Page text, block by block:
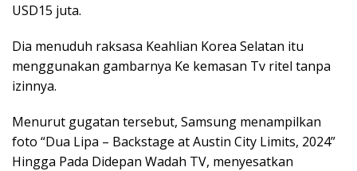
USD15 juta.
Dia menuduh raksasa Keahlian Korea Selatan itu
menggunakan gambarnya Ke kemasan Tv ritel tanpa
izinnya.
Menurut gugatan tersebut, Samsung menampilkan
foto “Dua Lipa – Backstage at Austin City Limits, 2024”
Hingga Pada Didepan Wadah TV, menyesatkan